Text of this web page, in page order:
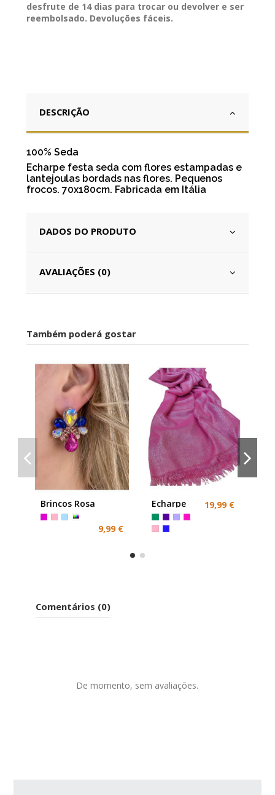
desfrute de 14 dias para trocar ou devolver e ser
reembolsado. Devoluções fáceis.
DESCRIÇÃO
100% Seda
Echarpe festa seda com flores estampadas e
lantejoulas bordads nas flores. Pequenos
frocos. 70x180cm. Fabricada em Itália
DADOS DO PRODUTO
AVALIAÇÕES (0)
Também poderá gostar
Brincos Rosa
Antialergicos
9,99 €
Echarpe
Rosa Roxo
Cerimonia
19,99 €
Comentários (0)
De momento, sem avaliações.